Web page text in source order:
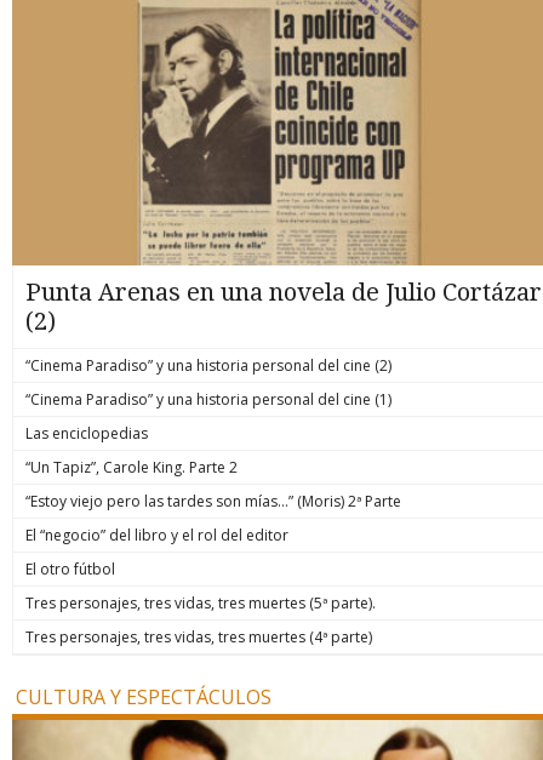
Punta Arenas en una novela de Julio Cortázar
(2)
“Cinema Paradiso” y una historia personal del cine (2)
“Cinema Paradiso” y una historia personal del cine (1)
Las enciclopedias
“Un Tapiz”, Carole King. Parte 2
“Estoy viejo pero las tardes son mías…” (Moris) 2ª Parte
El “negocio” del libro y el rol del editor
El otro fútbol
Tres personajes, tres vidas, tres muertes (5ª parte).
Tres personajes, tres vidas, tres muertes (4ª parte)
CULTURA Y ESPECTÁCULOS